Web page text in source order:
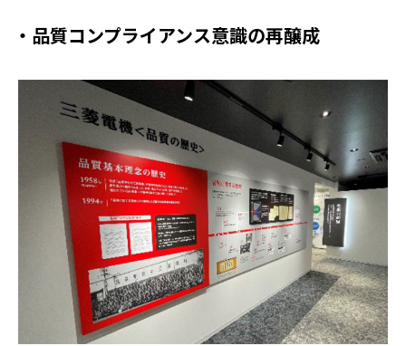
・品質コンプライアンス意識の再醸成